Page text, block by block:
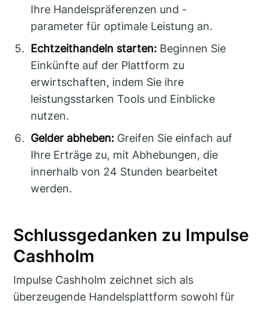
Ihre Handelspräferenzen und -
parameter für optimale Leistung an.
Echtzeithandeln starten: Beginnen Sie
Einkünfte auf der Plattform zu
erwirtschaften, indem Sie ihre
leistungsstarken Tools und Einblicke
nutzen.
Gelder abheben: Greifen Sie einfach auf
Ihre Erträge zu, mit Abhebungen, die
innerhalb von 24 Stunden bearbeitet
werden.
Schlussgedanken zu Impulse
Cashholm
Impulse Cashholm zeichnet sich als
überzeugende Handelsplattform sowohl für